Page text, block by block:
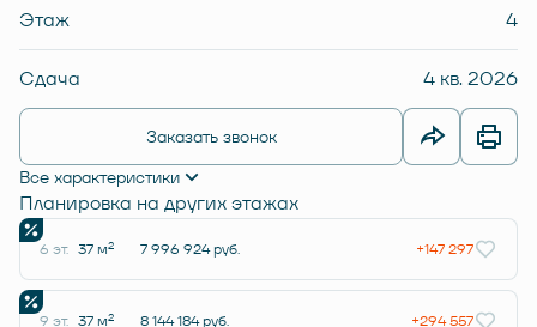
Этаж 4
Сдача 4 кв. 2026
Заказать звонок
Все характеристики
Планировка на других этажах
6 эт. 37 м2 7 996 924 руб. +147 297
9 эт. 37 м2 8 144 184 руб. +294 557